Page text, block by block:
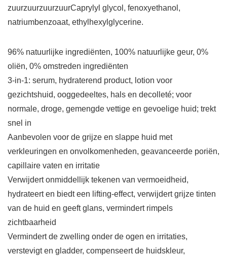
zuurzuurzuurzuurCaprylyl glycol, fenoxyethanol,
natriumbenzoaat, ethylhexylglycerine.
96% natuurlijke ingrediënten, 100% natuurlijke geur, 0%
oliën, 0% omstreden ingrediënten
3-in-1: serum, hydraterend product, lotion voor
gezichtshuid, ooggedeeltes, hals en decolleté; voor
normale, droge, gemengde vettige en gevoelige huid; trekt
snel in
Aanbevolen voor de grijze en slappe huid met
verkleuringen en onvolkomenheden, geavanceerde poriën,
capillaire vaten en irritatie
Verwijdert onmiddellijk tekenen van vermoeidheid,
hydrateert en biedt een lifting-effect, verwijdert grijze tinten
van de huid en geeft glans, vermindert rimpels
zichtbaarheid
Vermindert de zwelling onder de ogen en irritaties,
verstevigt en gladder, compenseert de huidskleur,